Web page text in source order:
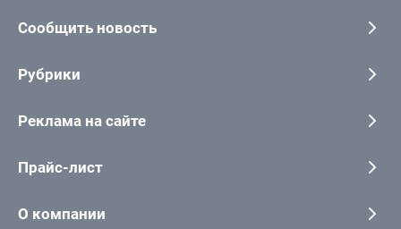
Сообщить новость
Рубрики
Реклама на сайте
Прайс-лист
О компании